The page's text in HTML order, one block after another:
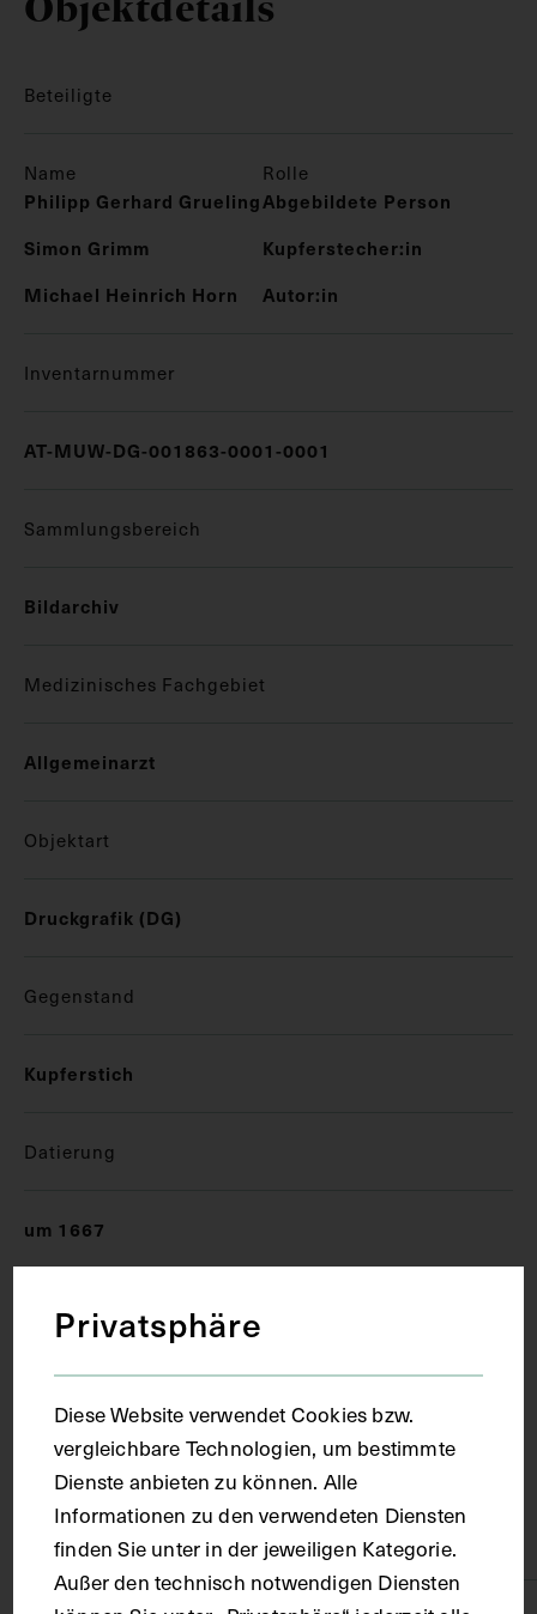
Beteiligte
Name Rolle
Philipp Gerhard GruelingAbgebildete Person
Simon Grimm
Kupferstecher:in
Michael Heinrich Horn
Autor:in
Inventarnummer
AT-MUW-DG-001863-0001-0001
Sammlungsbereich
Bildarchiv
Medizinisches Fachgebiet
Allgemeinarzt
Objektart
Druckgrafik (DG)
Gegenstand
Kupferstich
Datierung
um 1667
Augsburg
Material
Karton
Privatsphäre
Diese Website verwendet Cookies bzw.
vergleichbare Technologien, um bestimmte
Dienste anbieten zu können. Alle
Informationen zu den verwendeten Diensten
finden Sie unter in der jeweiligen Kategorie.
Außer den technisch notwendigen Diensten